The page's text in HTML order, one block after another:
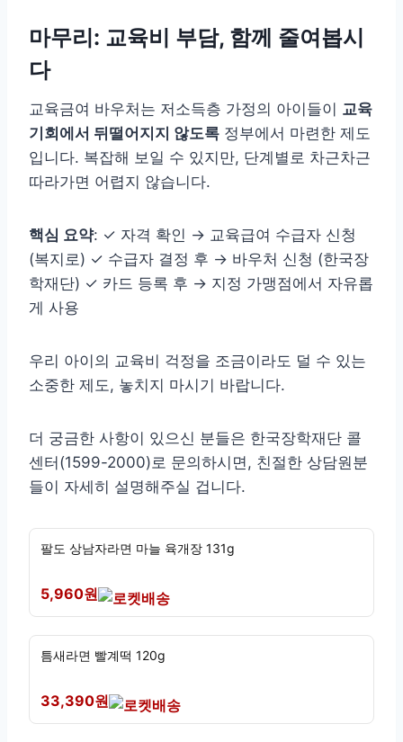
마무리: 교육비 부담, 함께 줄여봅시
다
교육금여 바우처는 저소득층 가정의 아이들이 교육
기회에서 뒤떨어지지 않도록 정부에서 마련한 제도
입니다. 복잡해 보일 수 있지만, 단계별로 차근차근
따라가면 어렵지 않습니다.
핵심 요약: ✓ 자격 확인 → 교육급여 수급자 신청
(복지로) ✓ 수급자 결정 후 → 바우처 신청 (한국장
학재단) ✓ 카드 등록 후 → 지정 가맹점에서 자유롭
게 사용
우리 아이의 교육비 걱정을 조금이라도 덜 수 있는
소중한 제도, 놓치지 마시기 바랍니다.
더 궁금한 사항이 있으신 분들은 한국장학재단 콜
센터(1599-2000)로 문의하시면, 친절한 상담원분
들이 자세히 설명해주실 겁니다.
팔도 상남자라면 마늘 육개장 131g
5,960원
틈새라면 빨계떡 120g
33,390원